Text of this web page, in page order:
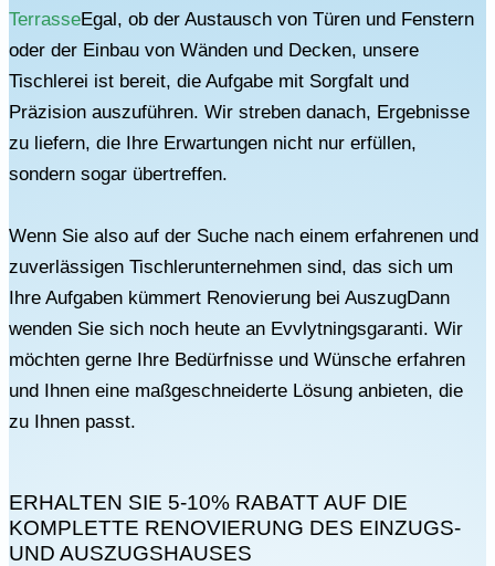
TerrasseEgal, ob der Austausch von Türen und Fenstern
oder der Einbau von Wänden und Decken, unsere
Tischlerei ist bereit, die Aufgabe mit Sorgfalt und
Präzision auszuführen. Wir streben danach, Ergebnisse
zu liefern, die Ihre Erwartungen nicht nur erfüllen,
sondern sogar übertreffen.
Wenn Sie also auf der Suche nach einem erfahrenen und
zuverlässigen Tischlerunternehmen sind, das sich um
Ihre Aufgaben kümmert Renovierung bei AuszugDann
wenden Sie sich noch heute an Evvlytningsgaranti. Wir
möchten gerne Ihre Bedürfnisse und Wünsche erfahren
und Ihnen eine maßgeschneiderte Lösung anbieten, die
zu Ihnen passt.
ERHALTEN SIE 5-10% RABATT AUF DIE
KOMPLETTE RENOVIERUNG DES EINZUGS-
UND AUSZUGSHAUSES